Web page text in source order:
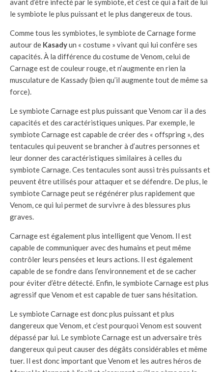
avant d’être infecté par le symbiote, et c’est ce qui a fait de lui
le symbiote le plus puissant et le plus dangereux de tous.
Comme tous les symbiotes, le symbiote de Carnage forme
autour de Kasadyun « costume » vivant qui lui confère ses
capacités. À la différence du costume de Venom, celui de
Carnage est de couleur rouge, et n’augmente en rien la
musculature de Kassady (bien qu’il augmente tout de même sa
force).
Le symbiote Carnage est plus puissant que Venom car il a des
capacités et des caractéristiques uniques. Par exemple, le
symbiote Carnage est capable de créer des « offspring », des
tentacules qui peuvent se brancher à d’autres personnes et
leur donner des caractéristiques similaires à celles du
symbiote Carnage. Ces tentacules sont aussi très puissants et
peuvent être utilisés pour attaquer et se défendre. De plus, le
symbiote Carnage peut se régénérer plus rapidement que
Venom, ce qui lui permet de survivre à des blessures plus
graves.
Carnage est également plus intelligent que Venom. Il est
capable de communiquer avec des humains et peut même
contrôler leurs pensées et leurs actions. Il est également
capable de se fondre dans l’environnement et de se cacher
pour éviter d’être détecté. Enfin, le symbiote Carnage est plus
agressif que Venom et est capable de tuer sans hésitation.
Le symbiote Carnage est donc plus puissant et plus
dangereux que Venom, et c’est pourquoi Venom est souvent
dépassé par lui. Le symbiote Carnage est un adversaire très
dangereux qui peut causer des dégâts considérables et même
tuer. Il est donc important que Venom et les autres héros de